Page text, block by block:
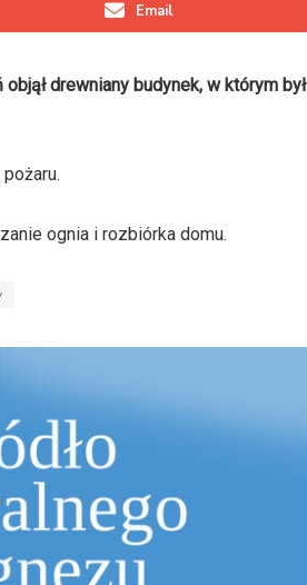
Email
drewniany budynek, w którym był
ognia i rozbiórka domu.